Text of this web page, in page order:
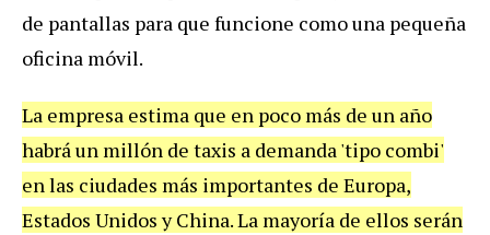
de pantallas para que funcione como una pequeña
oficina móvil.
La empresa estima que en poco más de un año
habrá un millón de taxis a demanda 'tipo combi'
en las ciudades más importantes de Europa,
Estados Unidos y China. La mayoría de ellos serán